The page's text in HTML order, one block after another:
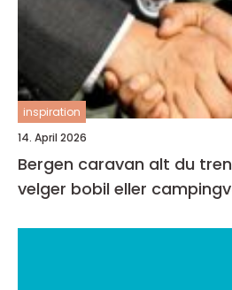
inspiration
14. April 2026
Bergen caravan alt du trenger å vite før du
velger bobil eller